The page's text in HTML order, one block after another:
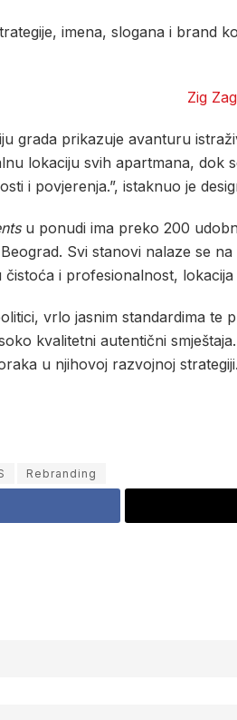
imena, slogana i brand
grada prikazuje avanturu
lokaciju svih apartmana, dok
i povjerenja.”, istaknuo je
u ponudi ima preko 200
Svi stanovi nalaze se
i profesionalnost,
vrlo jasnim standardima te
kvalitetni autentični
u njihovoj razvojnoj strategiji.
Rebranding